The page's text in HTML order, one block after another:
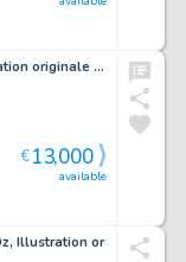
Jonas et Rose enlacés, illustration originale réalisée pour un tiré à part - Undertaker
available
€13,000
Illustration or